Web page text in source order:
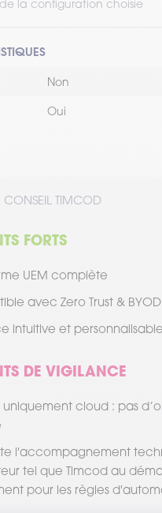
la configuration choisie
Non
Oui
CONSEIL TIMCOD
FORTS
UEM complète
avec Zero Trust & BYOD
intuitive et personnalisable
DE VIGILANCE
uniquement cloud : pas
l'accompagnement
tel que Timcod au
pour les règles